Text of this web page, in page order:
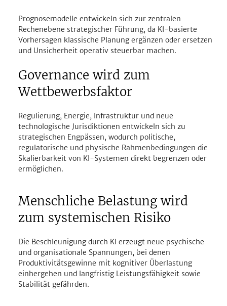
Prognosemodelle entwickeln sich zur zentralen
Rechenebene strategischer Führung, da KI-basierte
Vorhersagen klassische Planung ergänzen oder ersetzen
und Unsicherheit operativ steuerbar machen.
Governance wird zum
Wettbewerbsfaktor
Regulierung, Energie, Infrastruktur und neue
technologische Jurisdiktionen entwickeln sich zu
strategischen Engpässen, wodurch politische,
regulatorische und physische Rahmenbedingungen die
Skalierbarkeit von KI-Systemen direkt begrenzen oder
ermöglichen.
Menschliche Belastung wird
zum systemischen Risiko
Die Beschleunigung durch KI erzeugt neue psychische
und organisationale Spannungen, bei denen
Produktivitätsgewinne mit kognitiver Überlastung
einhergehen und langfristig Leistungsfähigkeit sowie
Stabilität gefährden.